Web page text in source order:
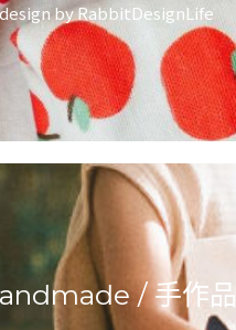
by RabbitDesignLife
/ 手作品